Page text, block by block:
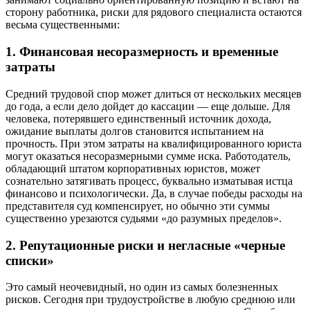
сторону работника, риски для рядового специалиста остаются
весьма существенными:
1. Финансовая несоразмерность и временные
затраты
Средний трудовой спор может длиться от нескольких месяцев
до года, а если дело дойдет до кассации — еще дольше. Для
человека, потерявшего единственный источник дохода,
ожидание выплаты долгов становится испытанием на
прочность. При этом затраты на квалифицированного юриста
могут оказаться несоразмерными сумме иска. Работодатель,
обладающий штатом корпоративных юристов, может
сознательно затягивать процесс, буквально изматывая истца
финансово и психологически. Да, в случае победы расходы на
представителя суд компенсирует, но обычно эти суммы
существенно урезаются судьями «до разумных пределов».
2. Репутационные риски и негласные «черные
списки»
Это самый неочевидный, но один из самых болезненных
рисков. Сегодня при трудоустройстве в любую среднюю или